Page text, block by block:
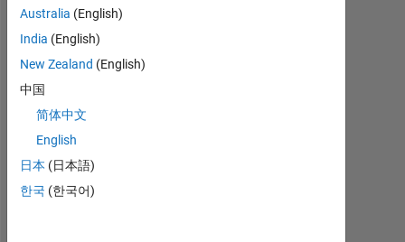
CONTRIBUTIONS L
0
2
3
4
Australia (English)
India (English)
New Zealand (English)
中国
简体中文
English
日本 (日本語)
한국 (한국어)